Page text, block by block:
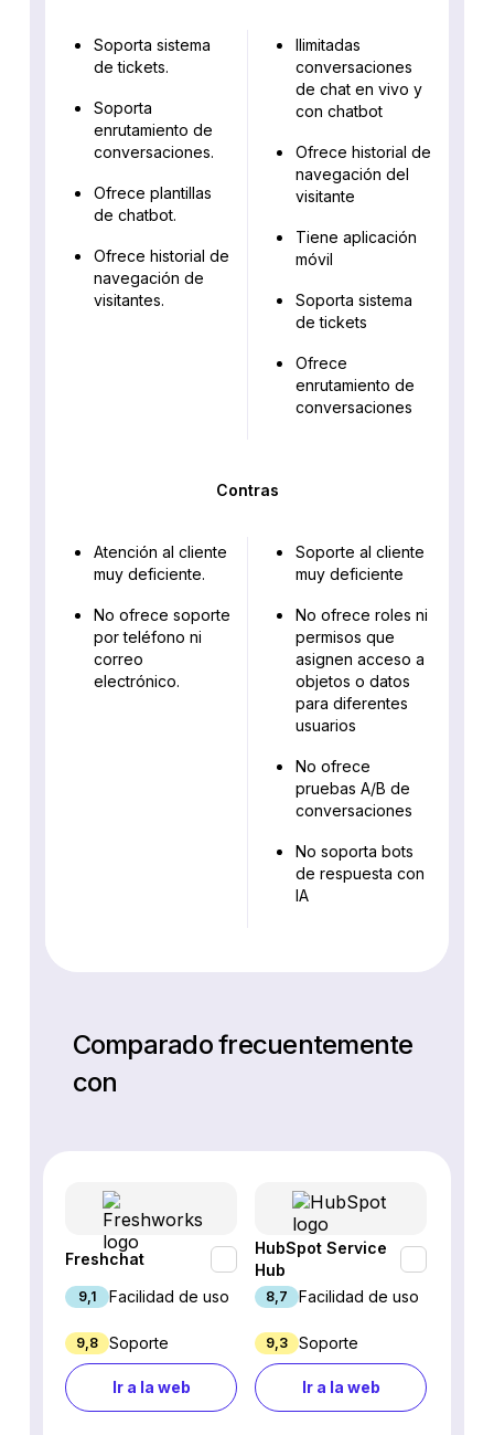
Soporta sistema
de tickets.
Soporta
enrutamiento de
conversaciones.
Ofrece plantillas
de chatbot.
Ofrece historial de
navegación de
visitantes.
Ilimitadas
conversaciones
de chat en vivo y
con chatbot
Ofrece historial de
navegación del
visitante
Tiene aplicación
móvil
Soporta sistema
de tickets
Ofrece
enrutamiento de
conversaciones
Contras
Atención al cliente
muy deficiente.
No ofrece soporte
por teléfono ni
correo
electrónico.
Soporte al cliente
muy deficiente
No ofrece roles ni
permisos que
asignen acceso a
objetos o datos
para diferentes
usuarios
No ofrece
pruebas A/B de
conversaciones
No soporta bots
de respuesta con
IA
Comparado frecuentemente
con
Freshchat
9,1 Facilidad de uso
9,8 Soporte
Ir a la web
HubSpot Service
Hub
8,7 Facilidad de uso
9,3 Soporte
Ir a la web